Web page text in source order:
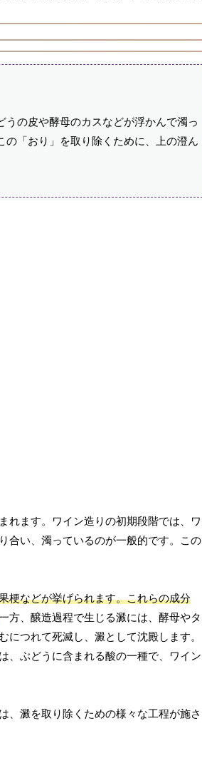
の皮や酵母のカスなどが浮かんで濁っ
「おり」を取り除くために、上の澄ん
れます。ワイン造りの初期段階では、ワ
合い、濁っているのが一般的です。この
梗などが挙げられます。これらの成分
方、醸造過程で生じる澱には、酵母やタ
つれて死滅し、澱として沈殿します。
、ぶどうに含まれる酸の一種で、ワイン
、澱を取り除くための様々な工程が施さ